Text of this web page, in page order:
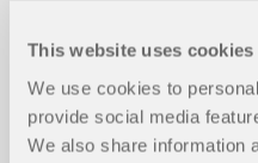
This website uses cookies
We use cookies to
provide social media
We also share information
acciaio | 20 maggio
Durata: 00:00:00 min